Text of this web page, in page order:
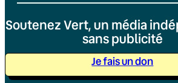
Soutenez Vert, un média
sans publicité
Je fais un don